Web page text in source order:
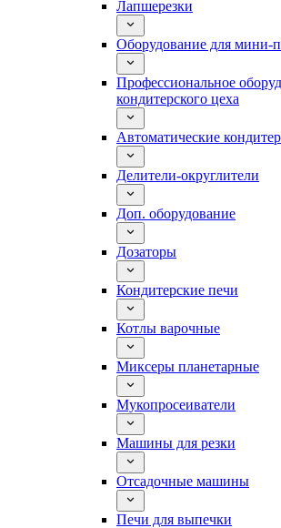
Лапшерезки
Оборудование для мини-
Профессиональное
кондитерского цеха
Автоматические
Делители-округлители
Доп. оборудование
Дозаторы
Кондитерские печи
Котлы варочные
Миксеры планетарные
Мукопросеиватели
Машины для резки
Отсадочные машины
Печи для выпечки